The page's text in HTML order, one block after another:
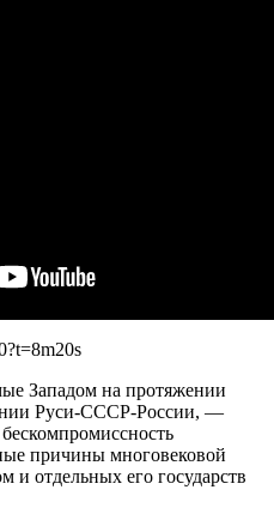
Западом на протяжении
Руси-СССР-России, —
причины многовековой
и отдельных его государств